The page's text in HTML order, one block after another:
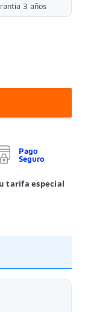
3 años
Pago
Seguro
tarifa especial